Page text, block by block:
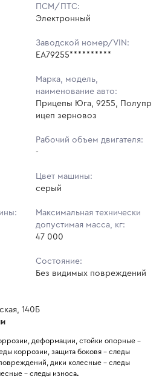
в аукционахПСМ/ПТС:
Электронный
Заводской номер/VIN:
EA79255**********
Марка, модель,
наименование авто:
Прицепы Юга, 9255, Полупр
ицеп зерновоз
Рабочий объем двигателя:
-
Цвет машины:
серый
Максимальная технически
допустимая масса, кг:
47 000
Состояние:
Без видимых повреждений
140Б
коррозии, защита боковя - следы
дики колесные - следы
- следы износа.